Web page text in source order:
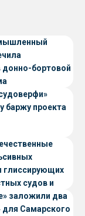
донно-бортовой
проекта CNF22
баржу проекта
глиссирующих
судов и
заложили два
Самарского